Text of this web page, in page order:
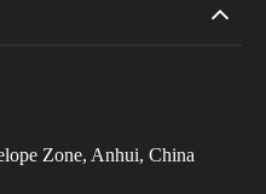
Zone, Anhui, China